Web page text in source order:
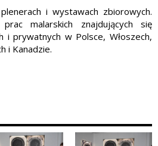
i wystawach zbiorowych.
malarskich znajdujących się
i prywatnych w Polsce, Włoszech,
i Kanadzie.